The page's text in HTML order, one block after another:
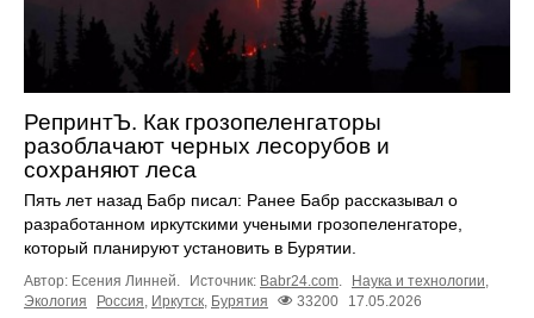
РепринтЪ. Как грозопеленгаторы
разоблачают черных лесорубов и
сохраняют леса
Пять лет назад Бабр писал: Ранее Бабр рассказывал о
разработанном иркутскими учеными грозопеленгаторе,
который планируют установить в Бурятии.
Автор: Есения Линней. Источник: Babr24.com Наука и технологии
Экология
Россия, Иркутск, Бурятия 33200 17.05.2026